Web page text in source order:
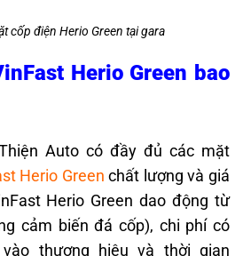
cốp điện Herio Green tại gara
Herio Green bao
Auto có đầy đủ các mặt
Herio Green chất lượng và giá
Herio Green dao động từ
cảm biến đá cốp), chi phí có
thương hiệu và thời gian